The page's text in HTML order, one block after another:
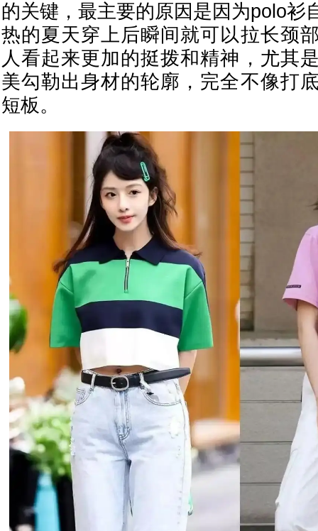
的关键，最主要的原因是因为polo衫
热的夏天穿上后瞬间就可以拉长颈
人看起来更加的挺拨和精神，尤其
美勾勒出身材的轮廓，完全不像打
短板。